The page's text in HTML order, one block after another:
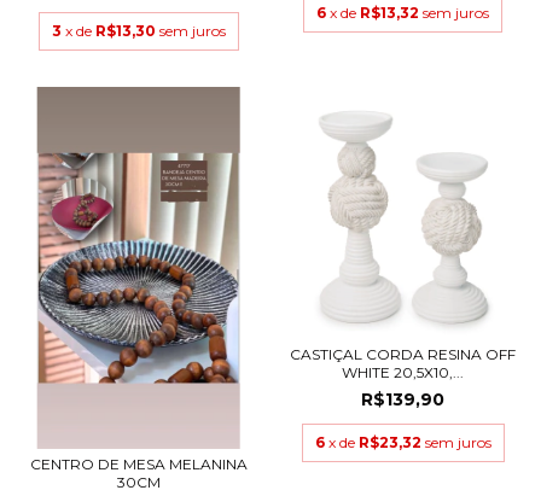
3 x de R$13,30 sem juros
6 x de R$13,32 sem juros
CENTRO DE MESA MELANINA
30CM
CASTIÇAL CORDA RESINA OFF
WHITE 20,5X10,...
R$139,90
6 x de R$23,32 sem juros